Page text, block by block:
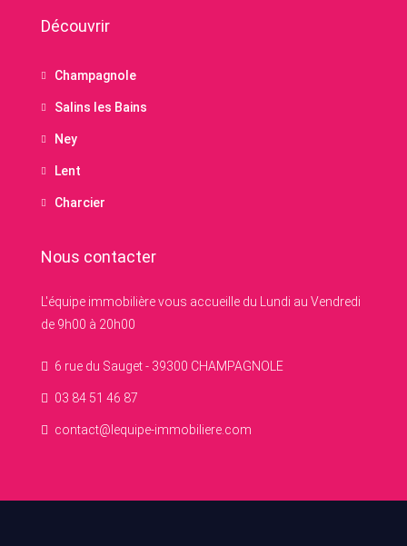
Découvrir
Champagnole
Salins les Bains
Ney
Lent
Charcier
Nous contacter
L'équipe immobilière vous accueille du Lundi au Vendredi
de 9h00 à 20h00
6 rue du Sauget - 39300 CHAMPAGNOLE
03 84 51 46 87
contact@lequipe-immobiliere.com